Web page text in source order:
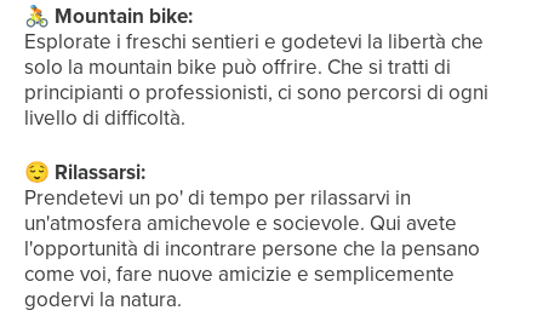
🚴 Mountain bike:
Esplorate i freschi sentieri e godetevi la libertà che
solo la mountain bike può offrire. Che si tratti di
principianti o professionisti, ci sono percorsi di ogni
livello di difficoltà.
😌 Rilassarsi:
Prendetevi un po' di tempo per rilassarvi in
un'atmosfera amichevole e socievole. Qui avete
l'opportunità di incontrare persone che la pensano
come voi, fare nuove amicizie e semplicemente
godervi la natura.